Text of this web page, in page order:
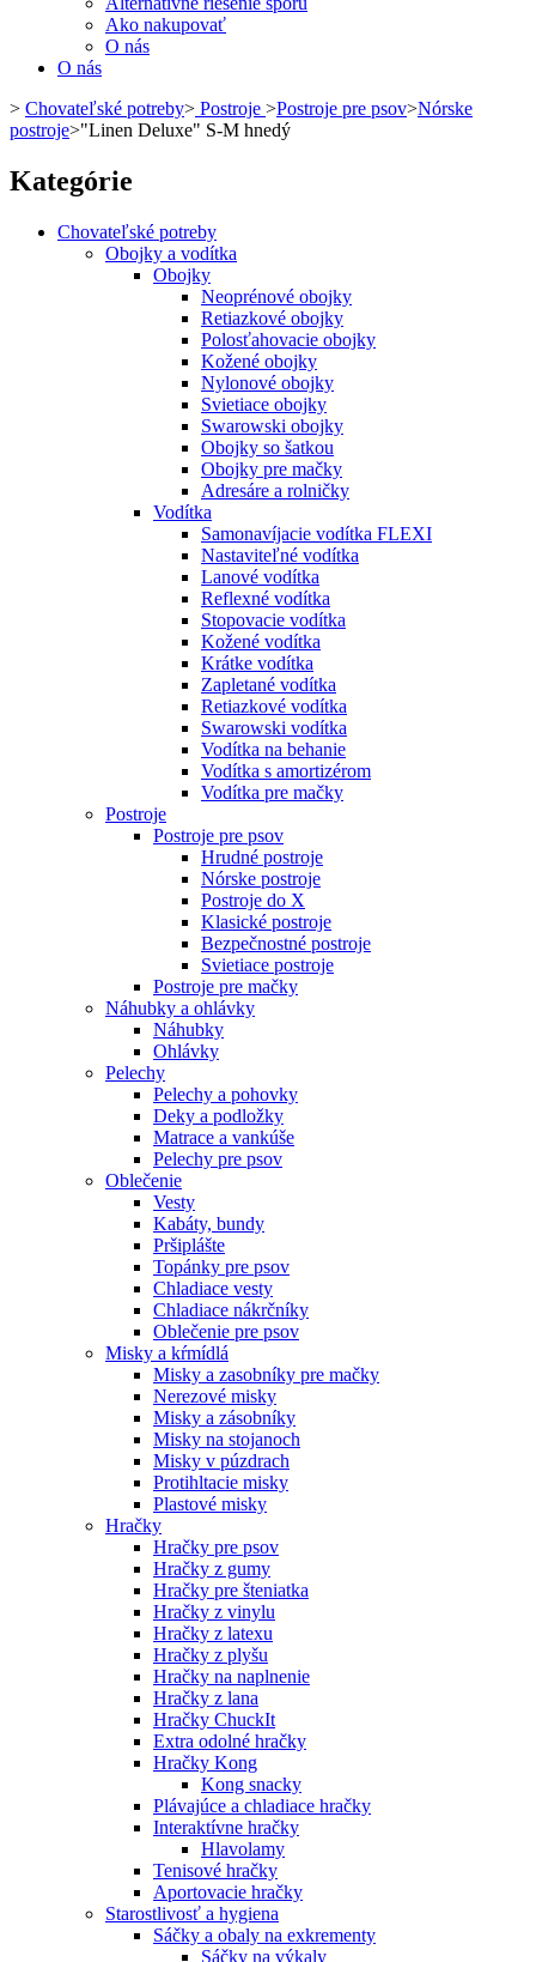
Ako nakupovať
O nás
O nás
> Chovateľské potreby> Postroje >Postroje pre psov>Nórske
postroje>"Linen Deluxe" S-M hnedý
Kategórie
Chovateľské potreby
Obojky a vodítka
Obojky
Neoprénové obojky
Retiazkové obojky
Polosťahovacie obojky
Kožené obojky
Nylonové obojky
Svietiace obojky
Swarowski obojky
Obojky so šatkou
Obojky pre mačky
Adresáre a rolničky
Vodítka
Samonavíjacie vodítka FLEXI
Nastaviteľné vodítka
Lanové vodítka
Reflexné vodítka
Stopovacie vodítka
Kožené vodítka
Krátke vodítka
Zapletané vodítka
Retiazkové vodítka
Swarowski vodítka
Vodítka na behanie
Vodítka s amortizérom
Vodítka pre mačky
Postroje
Postroje pre psov
Hrudné postroje
Nórske postroje
Postroje do X
Klasické postroje
Bezpečnostné postroje
Svietiace postroje
Postroje pre mačky
Náhubky a ohlávky
Náhubky
Ohlávky
Pelechy
Pelechy a pohovky
Deky a podložky
Matrace a vankúše
Pelechy pre psov
Oblečenie
Vesty
Kabáty, bundy
Pršiplášte
Topánky pre psov
Chladiace vesty
Chladiace nákrčníky
Oblečenie pre psov
Misky a kŕmídlá
Misky a zasobníky pre mačky
Nerezové misky
Misky a zásobníky
Misky na stojanoch
Misky v púzdrach
Protihltacie misky
Plastové misky
Hračky
Hračky pre psov
Hračky z gumy
Hračky pre šteniatka
Hračky z vinylu
Hračky z latexu
Hračky z plyšu
Hračky na naplnenie
Hračky z lana
Hračky ChuckIt
Extra odolné hračky
Hračky Kong
Kong snacky
Plávajúce a chladiace hračky
Interaktívne hračky
Hlavolamy
Tenisové hračky
Aportovacie hračky
Starostlivosť a hygiena
Sáčky a obaly na exkrementy
Sáčky na výkaly